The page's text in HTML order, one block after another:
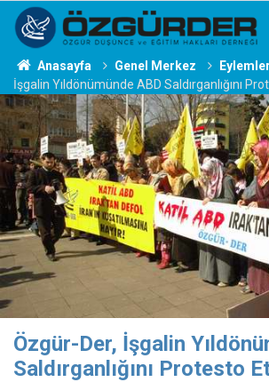
Anasayfa Genel Merkez Eylemler
İşgalin Yıldönümünde ABD Saldırganlığını
Özgür-Der, İşgalin
Saldırganlığını Protesto